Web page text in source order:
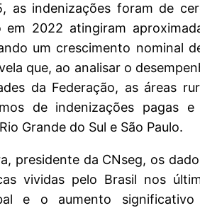
as indenizações foram de
em 2022 atingiram
um crescimento nominal
que, ao analisar o
da Federação, as áreas
de indenizações pagas e
Grande do Sul e São Paulo.
presidente da CNseg, os
vividas pelo Brasil nos
e o aumento